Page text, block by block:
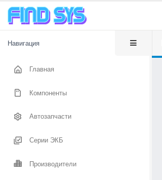
Навигация
Главная
Компоненты
Автозапчасти
Серии ЭКБ
Производители